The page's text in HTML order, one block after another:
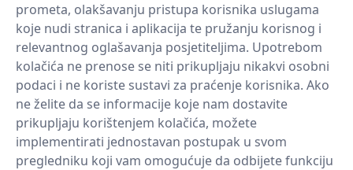
prometa, olakšavanju pristupa korisnika uslugama
koje nudi stranica i aplikacija te pružanju korisnog i
relevantnog oglašavanja posjetiteljima. Upotrebom
kolačića ne prenose se niti prikupljaju nikakvi osobni
podaci i ne koriste sustavi za praćenje korisnika. Ako
ne želite da se informacije koje nam dostavite
prikupljaju korištenjem kolačića, možete
implementirati jednostavan postupak u svom
pregledniku koji vam omogućuje da odbijete funkciju